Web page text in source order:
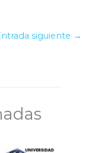
siguiente →